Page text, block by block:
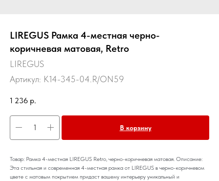
LIREGUS Рамка 4-местная черно-
коричневая матовая, Retro
LIREGUS
Артикул: K14-345-04.R/ON59
1 236 р.
В корзину
Товар: Рамка 4-местная LIREGUS Retro, черно-коричневая матовая. Описание:
Эта стильная и современная 4-местная рамка от LIREGUS в черно-коричневом
цвете с матовым покрытием придаст вашему интерьеру уникальный и